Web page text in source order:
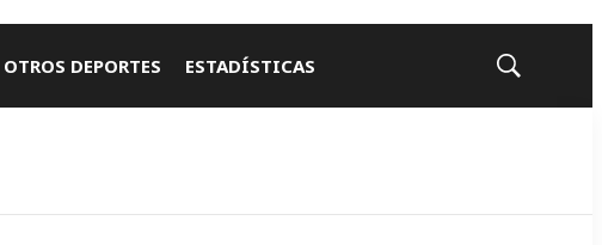
OTROS DEPORTES ESTADÍSTICAS
Mostrar